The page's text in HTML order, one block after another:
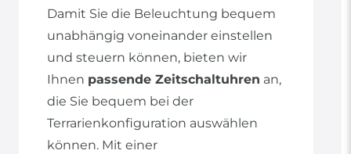
Damit Sie die Beleuchtung bequem
unabhängig voneinander einstellen
und steuern können, bieten wir
Ihnen passende Zeitschaltuhren an,
die Sie bequem bei der
Terrarienkonfiguration auswählen
können. Mit einer